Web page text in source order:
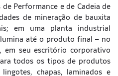
Performance e de Cadeia de
de mineração de bauxita
em uma planta industrial
até o produto final – no
em seu escritório corporativo
todos os tipos de produtos
chapas, laminados e